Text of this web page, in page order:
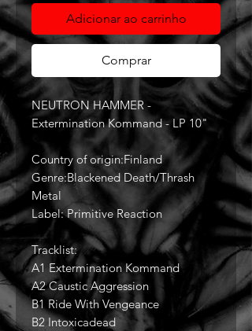
Adicionar ao carrinho
Comprar
NEUTRON HAMMER -
Extermination Kommand - LP 10"
Country of origin:Finland
Genre:Blackened Death/Thrash
Metal
Label: Primitive Reaction
Tracklist:
A1 Extermination Kommand
A2 Caustic Aggression
B1 Ride With Vengeance
B2 Intoxicadead